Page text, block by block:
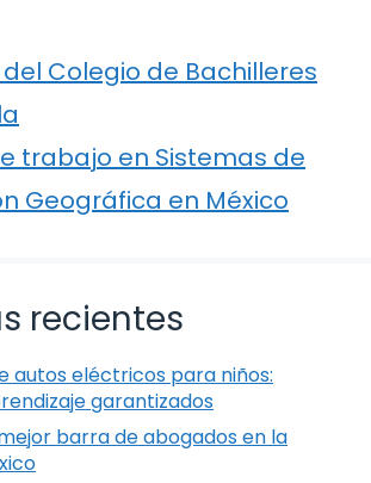
del Colegio de Bachilleres
trabajo en Sistemas de
Geográfica en México
recientes
autos eléctricos para niños:
garantizados
barra de abogados en la